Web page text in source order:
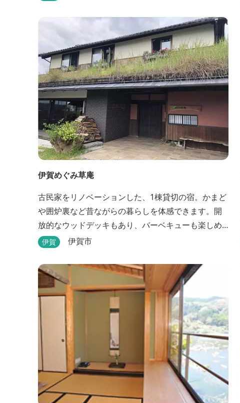
からトイレットペーパーに至るまで、忍者に関連し
たデザインモチーフがあしらわれています。 伊賀上
野城や伊賀流忍者博物館から徒歩わずか10分の位置
にあるこのホテ...
伊賀めぐみ草庵
古民家をリノベーションした、1棟貸切の宿。かまど
や囲炉裏など昔ながらの暮らしを体感できます。開
放的なウッドデッキもあり、バーベキューも楽しめ
ます。
伊賀 伊賀市